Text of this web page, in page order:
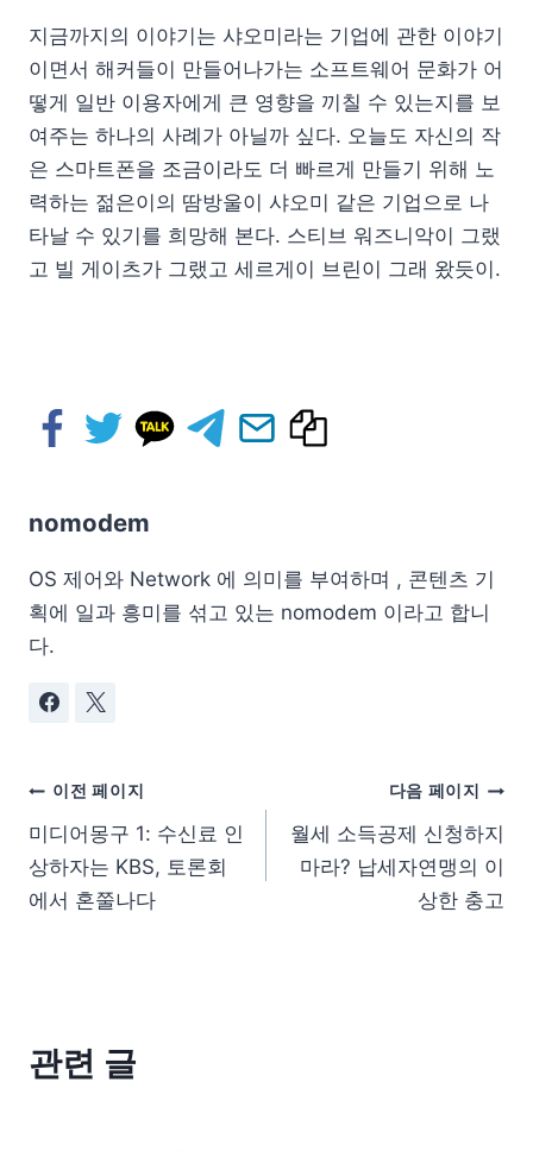
지금까지의 이야기는 샤오미라는 기업에 관한 이야기
이면서 해커들이 만들어나가는 소프트웨어 문화가 어
떻게 일반 이용자에게 큰 영향을 끼칠 수 있는지를 보
여주는 하나의 사례가 아닐까 싶다. 오늘도 자신의 작
은 스마트폰을 조금이라도 더 빠르게 만들기 위해 노
력하는 젊은이의 땀방울이 샤오미 같은 기업으로 나
타날 수 있기를 희망해 본다. 스티브 워즈니악이 그랬
고 빌 게이츠가 그랬고 세르게이 브린이 그래 왔듯이.
nomodem
OS 제어와 Network 에 의미를 부여하며 , 콘텐츠 기
획에 일과 흥미를 섞고 있는 nomodem 이라고 합니
다.
이전 페이지
미디어몽구 1: 수신료 인
상하자는 KBS, 토론회
에서 혼쭐나다
다음 페이지
월세 소득공제 신청하지
마라? 납세자연맹의 이
상한 충고
관련 글